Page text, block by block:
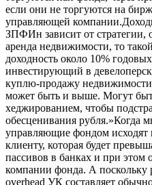
если они не торгуются на
управляющей
ЗПФИн зависит от стратегии,
аренда недвижимости, то
доходность около 10%
инвестирующий в
куплю-продажу
может быть и выше. Могут
хеджированием, чтобы
обесценивания рубля.»Когда
управляющие фондом исходят
клиенту, которая будет
пассивов в банках и при этом
компании фонда. А поскольку
overhead УК составляет